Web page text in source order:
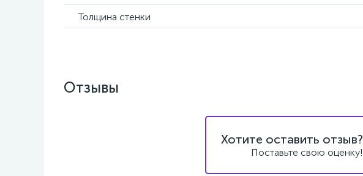
Толщина стенки
Отзывы
Хотите оставить отзыв?
Поставьте свою оценку!